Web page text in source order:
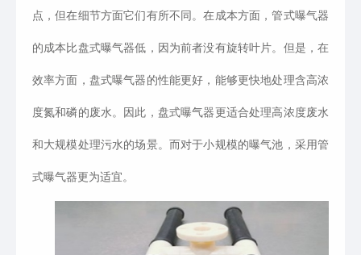
点，但在细节方面它们有所不同。在成本方面，管式曝气器
的成本比盘式曝气器低，因为前者没有旋转叶片。但是，在
效率方面，盘式曝气器的性能更好，能够更快地处理含高浓
度氮和磷的废水。因此，盘式曝气器更适合处理高浓度废水
和大规模处理污水的场景。而对于小规模的曝气池，采用管
式曝气器更为适宜。